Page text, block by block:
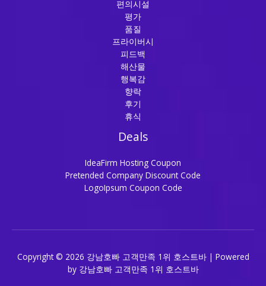
편의시설
평가
품질
프라이버시
피드백
해산물
행복감
향락
후기
휴식
Deals
IdeaFirm Hosting Coupon
Pretended Company Discount Code
LogoIpsum Coupon Code
Copyright © 2026 강남호빠 고객만족 1위 호스트바 | Powered
by 강남호빠 고객만족 1위 호스트바